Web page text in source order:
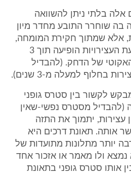
בלתי ניתן להשוואה
בה שוחרר התובע מחדר מיון
אלא שמתוך חקירת המומחה,
הסכים המומחה כי תופעת העצירויות הופיעה תוך 3
של הדחק. (להבדיל
בחלוף למעלה מ-3 שנים).
לקשור בין סטרס גופני
(להבדיל מסטרס נפשי-שאין
עצירות, יתמוך את התזה
אותה. תאונת דרכים היא
יותר מתלונות מתועדות של
נמצא ולו מאמר או אזכור אחד
אותו סטרס גופני בתאונת